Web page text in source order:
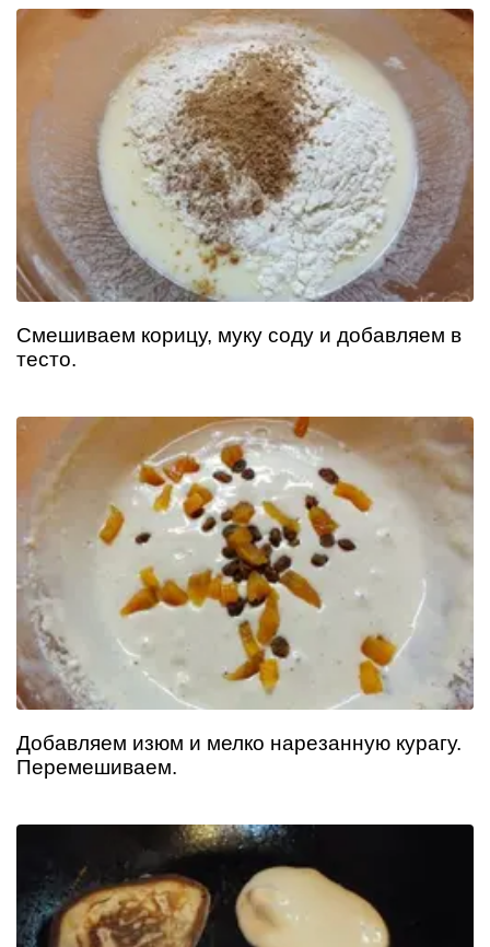
Смешиваем корицу, муку соду и добавляем в
тесто.
Добавляем изюм и мелко нарезанную курагу.
Перемешиваем.